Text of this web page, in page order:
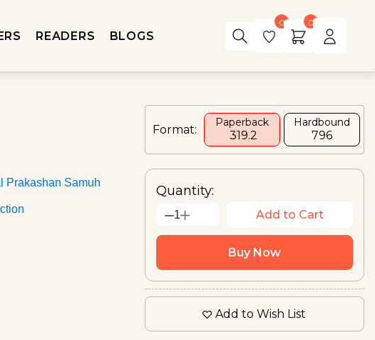
READERS BLOGS
0 0
Prakashan Samuh
Format:
Paperback
₹ 319.2
Hardbound
₹796
Quantity:
1 Add to Cart
Buy Now
Add to Wish List